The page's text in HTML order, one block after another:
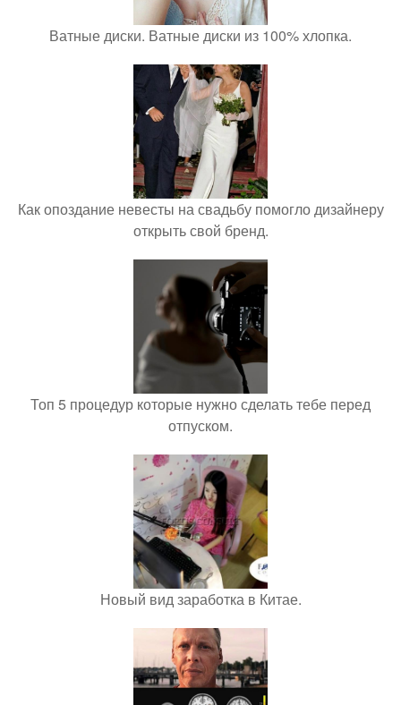
Ватные диски. Ватные диски из 100% хлопка.
Как опоздание невесты на свадьбу помогло дизайнеру
открыть свой бренд.
Топ 5 процедур которые нужно сделать тебе перед
отпуском.
Новый вид заработка в Китае.